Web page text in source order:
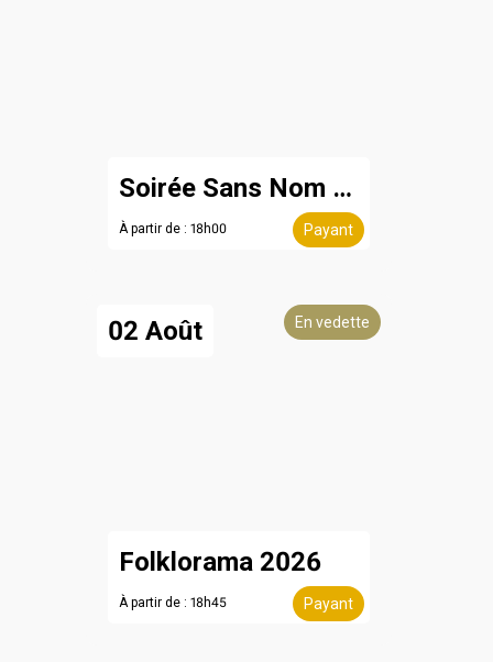
Soirée Sans Nom - 8 août
À partir de : 18h00 Payant
02 Août En vedette
Folklorama 2026
À partir de : 18h45 Payant